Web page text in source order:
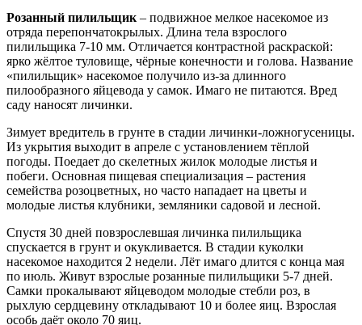
Розанный пилильщик – подвижное мелкое насекомое из
отряда перепончатокрылых. Длина тела взрослого
пилильщика 7-10 мм. Отличается контрастной раскраской:
ярко жёлтое туловище, чёрные конечности и голова. Название
«пилильщик» насекомое получило из-за длинного
пилообразного яйцевода у самок. Имаго не питаются. Вред
саду наносят личинки.
Зимует вредитель в грунте в стадии личинки-ложногусеницы.
Из укрытия выходит в апреле с установлением тёплой
погоды. Поедает до скелетных жилок молодые листья и
побеги. Основная пищевая специализация – растения
семейства розоцветных, но часто нападает на цветы и
молодые листья клубники, земляники садовой и лесной.
Спустя 30 дней повзрослевшая личинка пилильщика
спускается в грунт и окукливается. В стадии куколки
насекомое находится 2 недели. Лёт имаго длится с конца мая
по июль. Живут взрослые розанные пилильщики 5-7 дней.
Самки прокалывают яйцеводом молодые стебли роз, в
рыхлую сердцевину откладывают 10 и более яиц. Взрослая
особь даёт около 70 яиц.